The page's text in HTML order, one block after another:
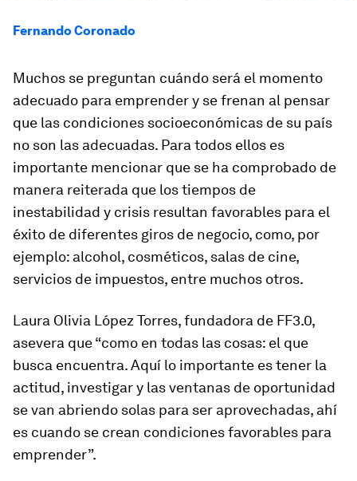
Fernando Coronado
Muchos se preguntan cuándo será el momento
adecuado para emprender y se frenan al pensar
que las condiciones socioeconómicas de su país
no son las adecuadas. Para todos ellos es
importante mencionar que se ha comprobado de
manera reiterada que los tiempos de
inestabilidad y crisis resultan favorables para el
éxito de diferentes giros de negocio, como, por
ejemplo: alcohol, cosméticos, salas de cine,
servicios de impuestos, entre muchos otros.
Laura Olivia López Torres, fundadora de FF3.0,
asevera que “como en todas las cosas: el que
busca encuentra. Aquí lo importante es tener la
actitud, investigar y las ventanas de oportunidad
se van abriendo solas para ser aprovechadas, ahí
es cuando se crean condiciones favorables para
emprender”.